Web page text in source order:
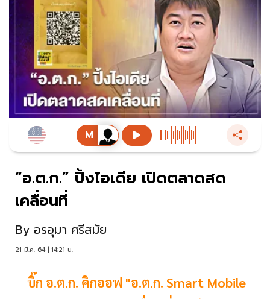
“อ.ต.ก.” ปิ้งไอเดีย เปิดตลาดสด
เคลื่อนที่
By อรอุมา ศรีสมัย
21 มี.ค. 64 | 14:21 น.
​​​​​​บิ๊ก อ.ต.ก. คิกออฟ "อ.ต.ก. Smart Mobile